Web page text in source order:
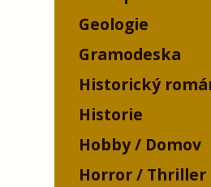
Geologie
Gramodeska
Historický
Historie
Hobby / Domov
Horror / Thriller